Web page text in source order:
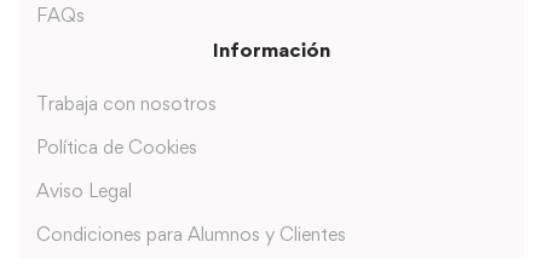
FAQs
Información
Trabaja con nosotros
Política de Cookies
Aviso Legal
Condiciones para Alumnos y Clientes